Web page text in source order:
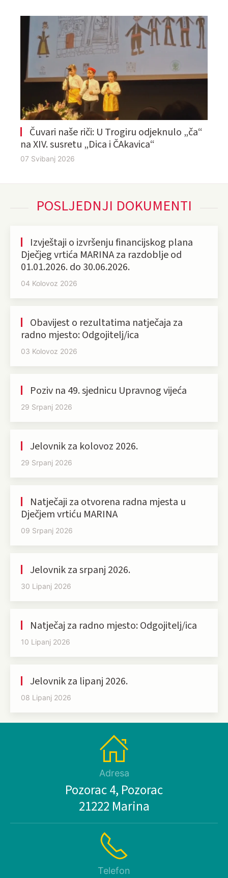
Čuvari naše riči: U Trogiru odjeknulo „ča“
na XIV. susretu „Dica i ČAkavica“
07 Svibanj 2026
POSLJEDNJI DOKUMENTI
Izvještaji o izvršenju financijskog plana
Dječjeg vrtića MARINA za razdoblje od
01.01.2026. do 30.06.2026.
04 Kolovoz 2026
Obavijest o rezultatima natječaja za
radno mjesto: Odgojitelj/ica
03 Kolovoz 2026
Poziv na 49. sjednicu Upravnog vijeća
29 Srpanj 2026
Jelovnik za kolovoz 2026.
29 Srpanj 2026
Natječaji za otvorena radna mjesta u
Dječjem vrtiću MARINA
09 Srpanj 2026
Jelovnik za srpanj 2026.
30 Lipanj 2026
Natječaj za radno mjesto: Odgojitelj/ica
10 Lipanj 2026
Jelovnik za lipanj 2026.
08 Lipanj 2026
Adresa
Pozorac 4, Pozorac
21222 Marina
Telefon